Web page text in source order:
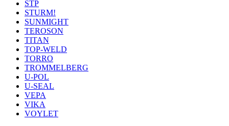
STP
STURM!
SUNMIGHT
TEROSON
TITAN
TOP-WELD
TORRO
TROMMELBERG
U-POL
U-SEAL
VEPA
VIKA
VOYLET